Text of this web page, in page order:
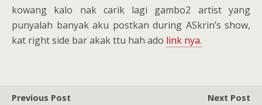
kowang kalo nak carik lagi gambo2 artist yang
punyalah banyak aku postkan during ASkrin’s show,
kat right side bar akak ttu hah ado link nya.
Previous Post
Next Post